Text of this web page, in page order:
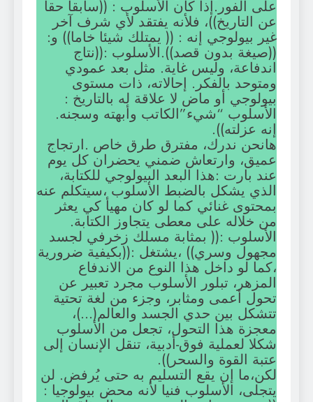
على الفور.إذا كان الأسلوب : ((سابقا حقا
عن التاريخ))، فلأنه يفتقد لأي شرف آخر
غير بيولوجي إنه : (( يمتلك شيئا خاما)) و:
((صيغة بدون قصد)).الأسلوب :((نتاج
اندفاعة، وليس غاية. مثل بعد عمودي
ومتوحد بالفكر. إحالاته، ذات مستوى
بيولوجي أو ماض لا علاقة له بالتاريخ :
الأسلوب “شيء”الكاتب وأبهته وسجنه.
إنه عزلته)).
هانحن ندرك، مفترق طرق خاص .ارتجاج
عميق، وارتعاش ضمني يحضران كل يوم
عند بارت :هذا البعد البيولوجي للكتابة،
الذي يشكل بالضبط الأسلوب ،سيتكلم عنه
بمحتوى غنائي كما لو كان مهيأ كي يعثر
من خلاله على معطى يتجاوز الكتابة.
الأسلوب :(( بمثابة مسلك زخرفي لجسد
مجهول وسري)) ،يشتغل :((بكيفية ضرورية
،كما لو داخل هذا النوع من الاندفاع
المزهر، تبلور الأسلوب مجرد تعبير عن
تحول أعمى ومثابر، وجزء من لغة تحتية
تتشكل بين حدي الجسد والعالم(…)،
معجزة هذا التحول، تجعل من الأسلوب
شكلا لعملية فوق-أدبية، تنقل الإنسان إلى
عتبة القوة والسحر)).
لكن،ما إن يقع التسليم به حتى يُرفض. لن
يتجلى، الأسلوب فنيا لأنه محض بيولوجيا :